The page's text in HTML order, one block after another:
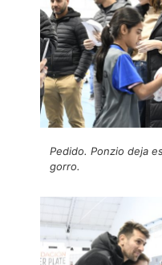
Pedido. Ponzio deja
gorro.